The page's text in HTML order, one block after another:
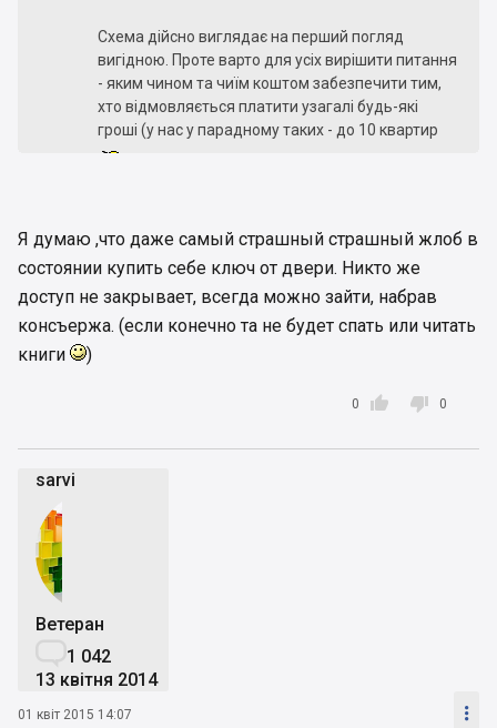
Схема дійсно виглядає на перший погляд
вигідною. Проте варто для усіх вирішити питання
- яким чином та чиїм коштом забезпечити тим,
хто відмовляється платити узагалі будь-які
гроші (у нас у парадному таких - до 10 квартир
У нас у розділі (4 секція) ціла полеміка виникла з
цього приводу, з приведенням статей
Конституції та Законів України. З усього
виходить, що не можна лишати їх вільного
доступу до власного житла.
Я думаю ,что даже самый страшный страшный жлоб в
состоянии купить себе ключ от двери. Никто же
доступ не закрывает, всегда можно зайти, набрав
консъержа. (если конечно та не будет спать или читать
книги
)

0  0
sarvi
Ветеран
1 042
13 квітня 2014
01 квіт 2015 14:07 